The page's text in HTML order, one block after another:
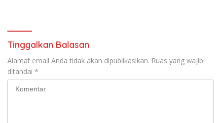
Tinggalkan Balasan
Alamat email Anda tidak akan dipublikasikan. Ruas yang wajib
ditandai *